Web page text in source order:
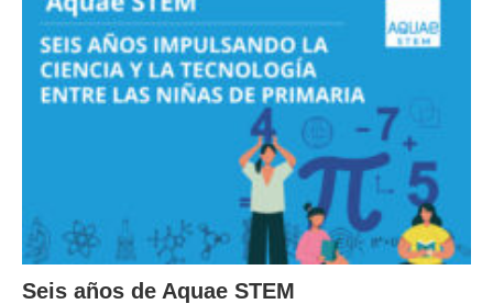
Seis años de Aquae STEM